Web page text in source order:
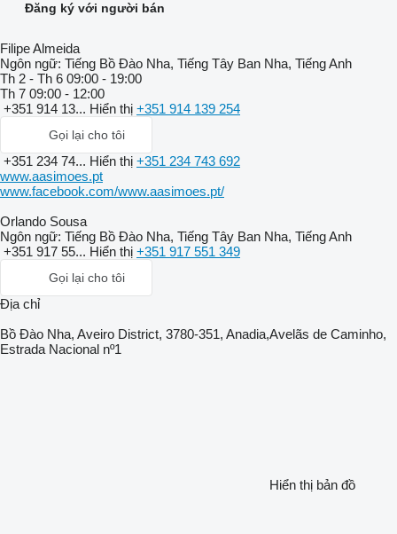
Đăng ký với người bán
Filipe Almeida
Ngôn ngữ: Tiếng Bồ Đào Nha, Tiếng Tây Ban Nha, Tiếng Anh
Th 2 - Th 6 09:00 - 19:00
Th 7 09:00 - 12:00
+351 914 13... Hiển thị +351 914 139 254
Gọi lại cho tôi
+351 234 74... Hiển thị +351 234 743 692
www.aasimoes.pt
www.facebook.com/www.aasimoes.pt/
Orlando Sousa
Ngôn ngữ: Tiếng Bồ Đào Nha, Tiếng Tây Ban Nha, Tiếng Anh
+351 917 55... Hiển thị +351 917 551 349
Gọi lại cho tôi
Địa chỉ
Bồ Đào Nha, Aveiro District, 3780-351, Anadia,Avelãs de Caminho,
Estrada Nacional nº1
Hiển thị bản đồ